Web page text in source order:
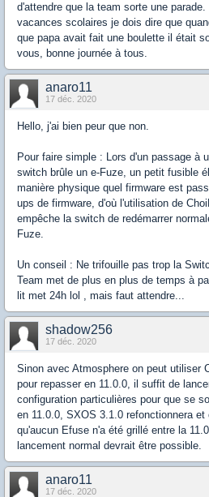
d'attendre que la team sorte une
vacances scolaires je dois dire que
que papa avait fait une boulette il était
vous, bonne journée à tous.
anaro11
17 déc. 2020
Hello, j'ai bien peur que non.
Pour faire simple : Lors d'un passage à
switch brûle un e-Fuze, un petit fusible
manière physique quel firmware est
ups de firmware, d'où l'utilisation de
empêche la switch de redémarrer
Fuze.
Un conseil : Ne trifouille pas trop la
Team met de plus en plus de temps à
lit met 24h lol , mais faut attendre...
shadow256
17 déc. 2020
Sinon avec Atmosphere on peut utiliser
pour repasser en 11.0.0, il suffit de
configuration particulières pour que se
en 11.0.0, SXOS 3.1.0 refonctionnera
qu'aucun Efuse n'a été grillé entre la
lancement normal devrait être possible.
anaro11
17 déc. 2020